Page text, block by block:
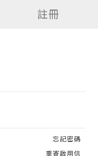
註冊
忘記密碼
重寄啟用信